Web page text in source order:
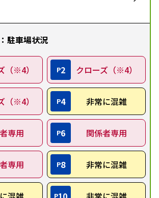
駐車場状況
（※4） P2 クローズ（※4）
（※4） P4 非常に混雑
専用 P6 関係者専用
専用 P8 非常に混雑
P